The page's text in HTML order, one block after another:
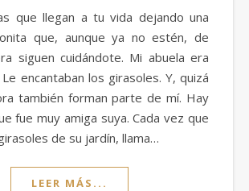
que, aunque ya no estén, de
siguen cuidándote. Mi abuela era
encantaban los girasoles. Y, quizá
también forman parte de mí. Hay
fue muy amiga suya. Cada vez que
de su jardín, llama…
LEER MÁS...